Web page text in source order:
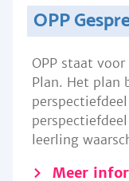
OPP
OPP staat
Plan. Het plan
leerling
Meer